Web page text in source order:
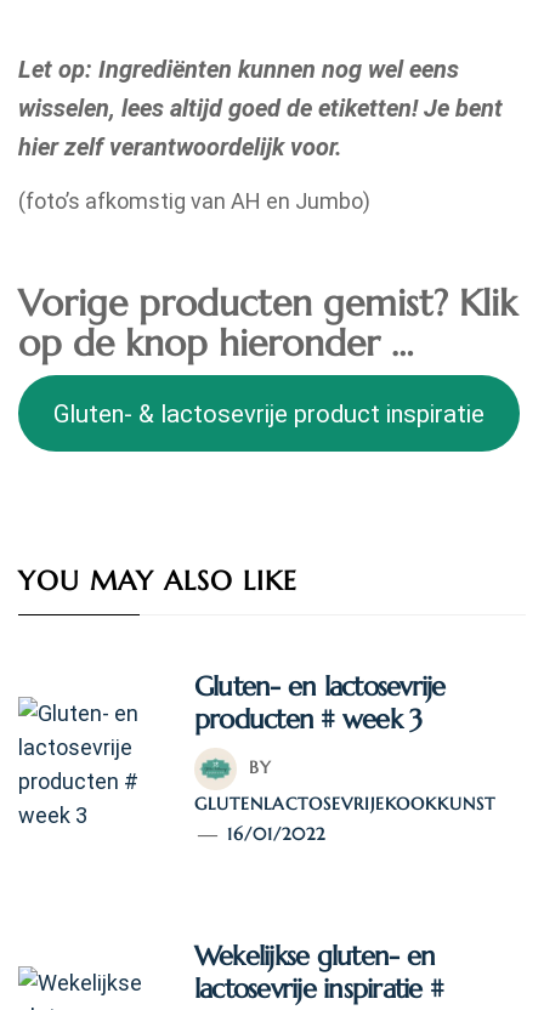
Let op: Ingrediënten kunnen nog wel eens
wisselen, lees altijd goed de etiketten! Je bent
hier zelf verantwoordelijk voor.
(foto’s afkomstig van AH en Jumbo)
Vorige producten gemist? Klik
op de knop hieronder …
Gluten- & lactosevrije product inspiratie
YOU MAY ALSO LIKE
Gluten- en lactosevrije
producten # week 3
BY
GLUTENLACTOSEVRIJEKOOKKUNST
16/01/2022
Wekelijkse gluten- en
lactosevrije inspiratie #